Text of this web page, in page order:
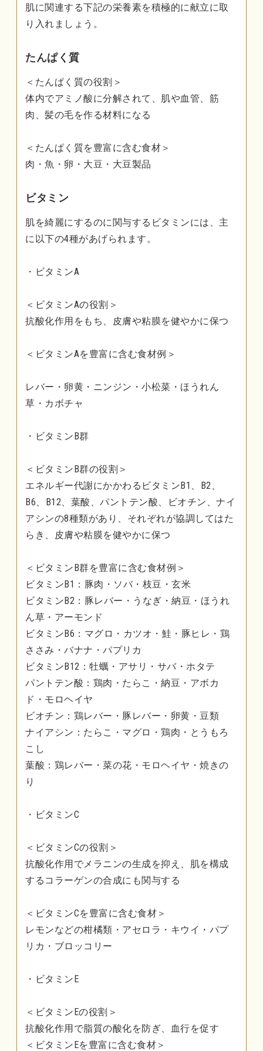
肌に関連する下記の栄養素を積極的に献立に取
り入れましょう。
たんぱく質
＜たんぱく質の役割＞
体内でアミノ酸に分解されて、肌や血管、筋
肉、髪の毛を作る材料になる
＜たんぱく質を豊富に含む食材＞
肉・魚・卵・大豆・大豆製品
ビタミン
肌を綺麗にするのに関与するビタミンには、主
に以下の4種があげられます。
・ビタミンA
＜ビタミンAの役割＞
抗酸化作用をもち、皮膚や粘膜を健やかに保つ
＜ビタミンAを豊富に含む食材例＞
レバー・卵黄・ニンジン・小松菜・ほうれん
草・カボチャ
・ビタミンB群
＜ビタミンB群の役割＞
エネルギー代謝にかかわるビタミンB1、B2、
B6、B12、葉酸、パントテン酸、ビオチン、ナイ
アシンの8種類があり、それぞれが協調してはた
らき、皮膚や粘膜を健やかに保つ
＜ビタミンB群を豊富に含む食材例＞
ビタミンB1：豚肉・ソバ・枝豆・玄米
ビタミンB2：豚レバー・うなぎ・納豆・ほうれ
ん草・アーモンド
ビタミンB6：マグロ・カツオ・鮭・豚ヒレ・鶏
ささみ・バナナ・パプリカ
ビタミンB12：牡蠣・アサリ・サバ・ホタテ
パントテン酸：鶏肉・たらこ・納豆・アボカ
ド・モロヘイヤ
ビオチン：鶏レバー・豚レバー・卵黄・豆類
ナイアシン：たらこ・マグロ・鶏肉・とうもろ
こし
葉酸：鶏レバー・菜の花・モロヘイヤ・焼きの
り
・ビタミンC
＜ビタミンCの役割＞
抗酸化作用でメラニンの生成を抑え、肌を構成
するコラーゲンの合成にも関与する
＜ビタミンCを豊富に含む食材＞
レモンなどの柑橘類・アセロラ・キウイ・パプ
リカ・ブロッコリー
・ビタミンE
＜ビタミンEの役割＞
抗酸化作用で脂質の酸化を防ぎ、血行を促す
＜ビタミンEを豊富に含む食材＞